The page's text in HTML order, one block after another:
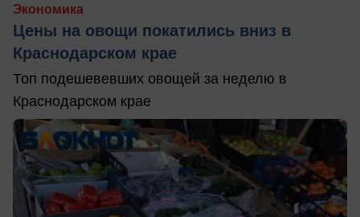
Экономика
Цены на овощи покатились вниз в
Краснодарском крае
Топ подешевевших овощей за неделю в
Краснодарском крае